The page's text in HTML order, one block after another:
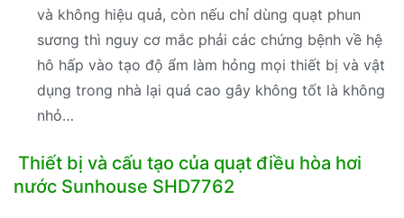
và không hiệu quả, còn nếu chỉ dùng quạt phun
sương thì nguy cơ mắc phải các chứng bệnh về hệ
hô hấp vào tạo độ ẩm làm hỏng mọi thiết bị và vật
dụng trong nhà lại quá cao gây không tốt là không
nhỏ…
Thiết bị và cấu tạo của quạt điều hòa hơi
nước Sunhouse SHD7762